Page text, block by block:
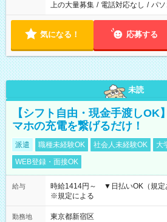
上の大量募集 / 電話対応なし / パ
気になる！ 応募する
未読
【シフト自由・現金手渡しOK
マホの充電を繋げるだけ！
派遣 職種未経験OK 社会人未経験OK 大
WEB登録・面接OK
給与
時給1414円～ ▼日払いOK（規
※規定による
勤務地
東京都新宿区